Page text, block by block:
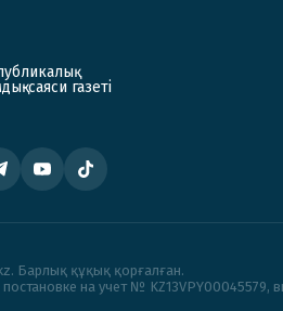
саяси газеті
Барлық құқық қорғалған.
постановке на учет № KZ13VPY00045579,